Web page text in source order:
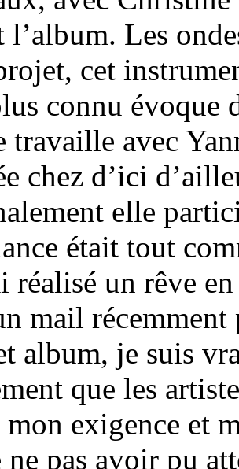
Les
cet
connu évoque
travaille avec
chez d’ici
elle
était tout
réalisé un rêve
mail
album, je suis
que les
exigence et
ne pas avoir pu